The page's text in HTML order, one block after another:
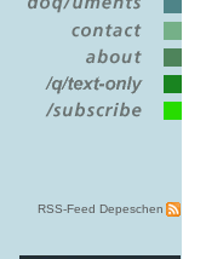
RSS-Feed Depeschen